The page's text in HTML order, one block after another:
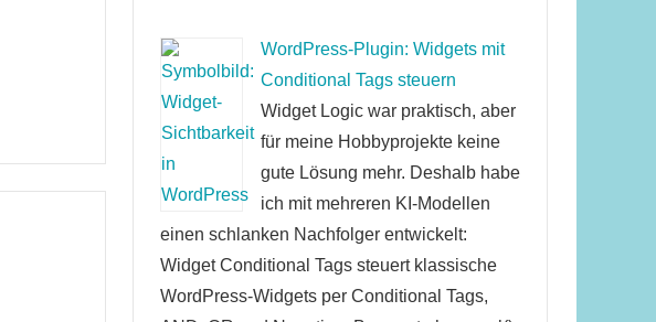
WordPress-Plugin: Widgets mit
Conditional Tags steuern
Widget Logic war praktisch, aber
für meine Hobbyprojekte keine
gute Lösung mehr. Deshalb habe
ich mit mehreren KI-Modellen
einen schlanken Nachfolger entwickelt:
Widget Conditional Tags steuert klassische
WordPress-Widgets per Conditional Tags,